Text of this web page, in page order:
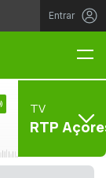
Entrar
TV
RTP